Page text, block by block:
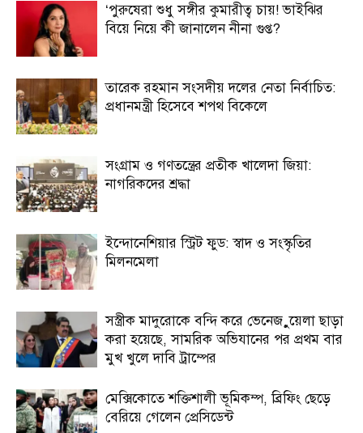
‘পুরুষেরা শুধু সঙ্গীর কুমারীত্ব চায়! ভাইঝির
বিয়ে নিয়ে কী জানালেন নীনা গুপ্ত?
তারেক রহমান সংসদীয় দলের নেতা নির্বাচিত:
প্রধানমন্ত্রী হিসেবে শপথ বিকেলে
সংগ্রাম ও গণতন্ত্রের প্রতীক খালেদা জিয়া:
নাগরিকদের শ্রদ্ধা
ইন্দোনেশিয়ার স্ট্রিট ফুড: স্বাদ ও সংস্কৃতির
মিলনমেলা
সস্ত্রীক মাদুরোকে বন্দি করে ভেনেজ়ুয়েলা ছাড়া
করা হয়েছে, সামরিক অভিযানের পর প্রথম বার
মুখ খুলে দাবি ট্রাম্পের
মেক্সিকোতে শক্তিশালী ভূমিকম্প, ব্রিফিং ছেড়ে
বেরিয়ে গেলেন প্রেসিডেন্ট